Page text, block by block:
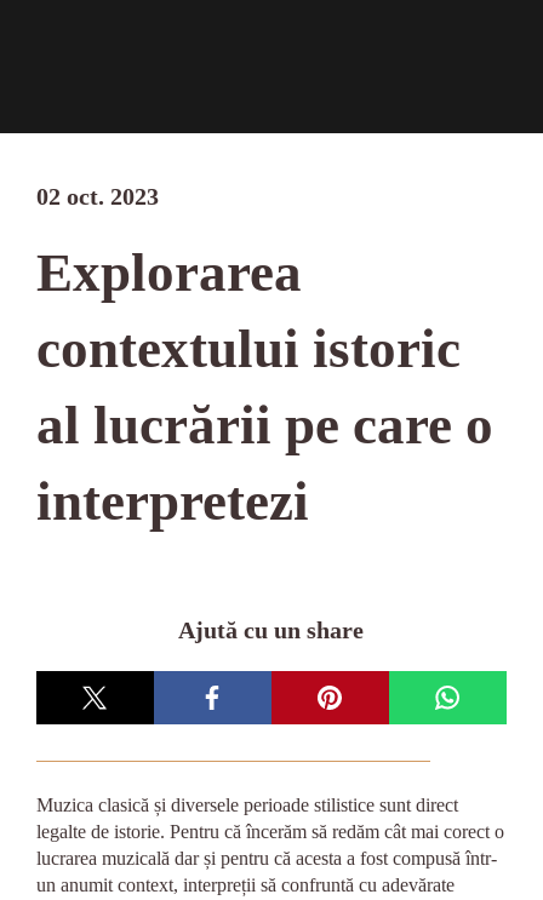
02 oct. 2023
Explorarea
contextului istoric
al lucrării pe care o
interpretezi
Ajută cu un share
Muzica clasică și diversele perioade stilistice sunt direct
legalte de istorie. Pentru că încerăm să redăm cât mai corect o
lucrarea muzicală dar și pentru că acesta a fost compusă într-
un anumit context, interpreții să confruntă cu adevărate